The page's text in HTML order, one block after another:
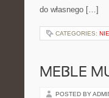
do własnego […]
CATEGORIES:
MEBLE
POSTED BY